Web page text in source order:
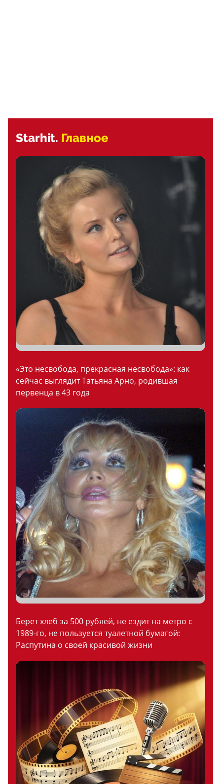
Starhit. Главное
«Это несвобода, прекрасная несвобода»: как
сейчас выглядит Татьяна Арно, родившая
первенца в 43 года
Берет хлеб за 500 рублей, не ездит на метро с
1989-го, не пользуется туалетной бумагой:
Распутина о своей красивой жизни